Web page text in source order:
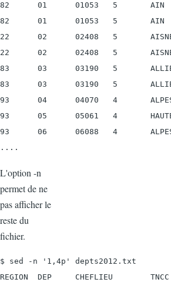
82      01      01053   5       AIN
82      01      01053   5       AIN
22      02      02408   5
22      02      02408   5
83      03      03190   5
83      03      03190   5
93      04      04070   4
93      05      05061   4
93      06      06088   4
....
L'option -n
permet de ne
pas afficher le
reste du
fichier.
$ sed -n '1,4p' depts2012.txt
REGION  DEP     CHEFLIEU